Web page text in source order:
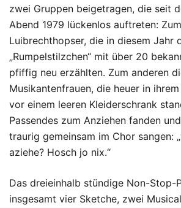
zwei Gruppen beigetragen, die seit
Abend 1979 lückenlos auftreten:
Luibrechthopser, die in diesem Jahr
„Rumpelstilzchen“ mit über 20
pfiffig neu erzählten. Zum anderen
Musikantenfrauen, die heuer in
vor einem leeren Kleiderschrank
Passendes zum Anziehen fanden
traurig gemeinsam im Chor sangen:
aziehe? Hosch jo nix.“
Das dreieinhalb stündige Non-Stop-
insgesamt vier Sketche, zwei